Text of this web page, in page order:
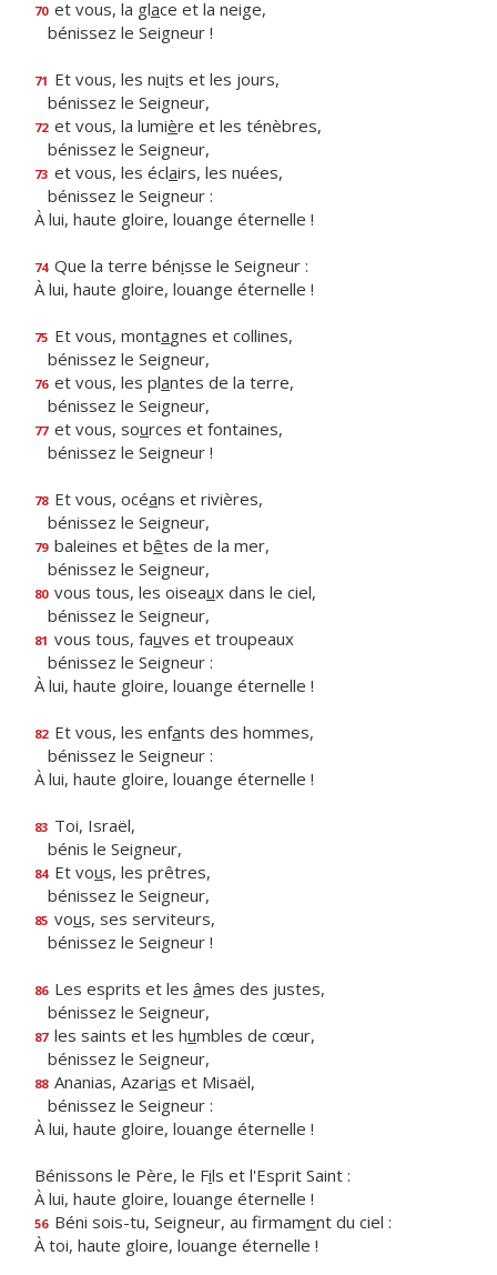
70 et vous, la glace et la neige,
bénissez le Seigneur !
71 Et vous, les nuits et les jours,
bénissez le Seigneur,
72 et vous, la lumière et les ténèbres,
bénissez le Seigneur,
73 et vous, les éclairs, les nuées,
bénissez le Seigneur :
À lui, haute gloire, louange éternelle !
74 Que la terre bénisse le Seigneur :
À lui, haute gloire, louange éternelle !
75 Et vous, montagnes et collines,
bénissez le Seigneur,
76 et vous, les plantes de la terre,
bénissez le Seigneur,
77 et vous, sources et fontaines,
bénissez le Seigneur !
78 Et vous, océans et rivières,
bénissez le Seigneur,
79 baleines et bêtes de la mer,
bénissez le Seigneur,
80 vous tous, les oiseaux dans le ciel,
bénissez le Seigneur,
81 vous tous, fauves et troupeaux
bénissez le Seigneur :
À lui, haute gloire, louange éternelle !
82 Et vous, les enfants des hommes,
bénissez le Seigneur :
À lui, haute gloire, louange éternelle !
83 Toi, Israël,
bénis le Seigneur,
84 Et vous, les prêtres,
bénissez le Seigneur,
85 vous, ses serviteurs,
bénissez le Seigneur !
86 Les esprits et les âmes des justes,
bénissez le Seigneur,
87 les saints et les humbles de cœur,
bénissez le Seigneur,
88 Ananias, Azarias et Misaël,
bénissez le Seigneur :
À lui, haute gloire, louange éternelle !
Bénissons le Père, le Fils et l'Esprit Saint :
À lui, haute gloire, louange éternelle !
56 Béni sois-tu, Seigneur, au firmament du ciel :
À toi, haute gloire, louange éternelle !